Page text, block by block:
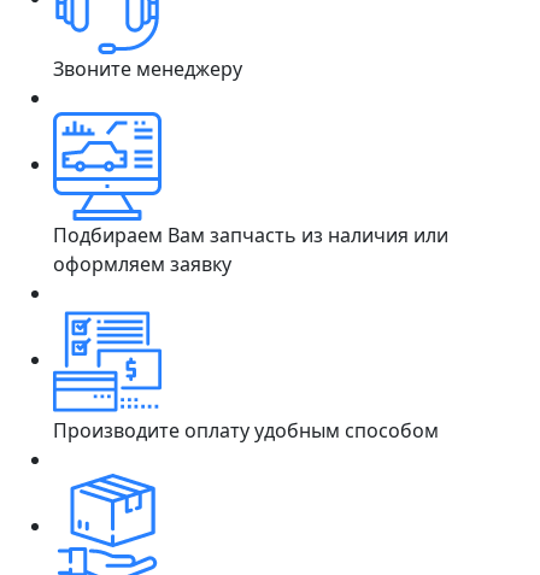
Звоните менеджеру
Подбираем Вам запчасть из наличия или
оформляем заявку
Производите оплату удобным способом